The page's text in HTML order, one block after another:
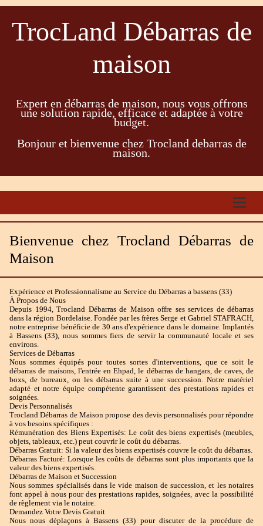
TrocLand Débarras de
maison
Expert en débarras de maison, nous vous offrons
une solution rapide, efficace et adaptée à votre
budget.
Bonjour et bienvenue chez Trocland debarras de
maison.
Bienvenue chez Trocland Débarras de
Maison
Expérience et Professionnalisme au Service du Débarras a bassens (33)
À Propos de Nous
Depuis 1994, Trocland Débarras de Maison offre ses services de débarras
dans la région Bordelaise. Fondée par les frères Serge et Gabriel STAFRACH,
notre entreprise bénéficie de 30 ans d'expérience dans le domaine. Implantés
à Bassens (33), nous sommes fiers de servir la communauté locale et ses
environs.
Services de Débarras
Nous sommes équipés pour toutes sortes d'interventions, que ce soit le
débarras de maisons, l'entrée en Ehpad, le débarras de hangars, de caves, de
boxs, de bureaux, ou les débarras suite à une succession. Notre matériel
adapté et notre équipe compétente garantissent des prestations rapides et
soignées.
Devis Personnalisés
Trocland Débarras de Maison propose des devis personnalisés pour répondre
à vos besoins spécifiques :
Rémunération des Biens Expertisés: Le coût des biens expertisés (meubles,
objets, tableaux, etc.) peut couvrir le coût du débarras.
Débarras Gratuit: Si la valeur des biens expertisés couvre le coût du débarras.
Débarras Facturé: Lorsque les coûts de débarras sont plus importants que la
valeur des biens expertisés.
Débarras de Maison et Succession
Nous sommes spécialisés dans le vide maison de succession, et les notaires
font appel à nous pour des prestations rapides, soignées, avec la possibilité
de règlement via le notaire.
Demandez Votre Devis Gratuit
Nous nous déplaçons à Bassens (33) pour discuter de la procédure de